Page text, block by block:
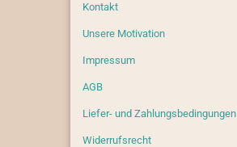
Kontakt
Unsere Motivation
Impressum
AGB
Liefer- und Zahlungsbedingungen
Widerrufsrecht